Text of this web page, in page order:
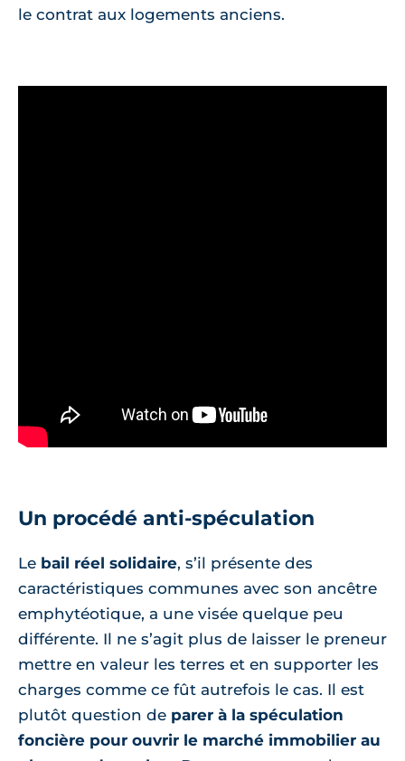
le contrat aux logements anciens.
Un procédé anti-spéculation
Le bail réel solidaire, s’il présente des
caractéristiques communes avec son ancêtre
emphytéotique, a une visée quelque peu
différente. Il ne s’agit plus de laisser le preneur
mettre en valeur les terres et en supporter les
charges comme ce fût autrefois le cas. Il est
plutôt question de parer à la spéculation
foncière pour ouvrir le marché immobilier au